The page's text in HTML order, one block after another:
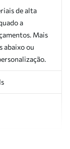
de alta
a
Mais
abaixo ou